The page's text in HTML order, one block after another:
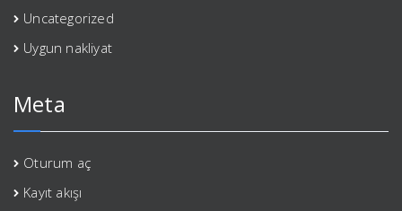
Uncategorized
Uygun nakliyat
Meta
Oturum aç
Kayıt akışı